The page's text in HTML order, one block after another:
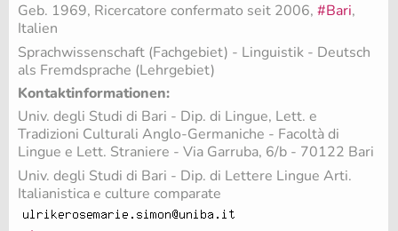
Geb. 1969, Ricercatore confermato seit 2006, #Bari,
Italien
Sprachwissenschaft (Fachgebiet) - Linguistik - Deutsch
als Fremdsprache (Lehrgebiet)
Kontaktinformationen:
Univ. degli Studi di Bari - Dip. di Lingue, Lett. e
Tradizioni Culturali Anglo-Germaniche - Facoltà di
Lingue e Lett. Straniere - Via Garruba, 6/b - 70122 Bari
Univ. degli Studi di Bari - Dip. di Lettere Lingue Arti.
Italianistica e culture comparate